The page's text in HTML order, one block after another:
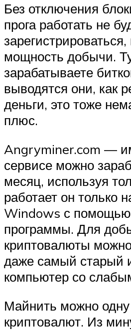
Без отключения
прога работать не
мощность добычи.
зарабатываете
выводятся они, как
деньги, это тоже
плюс.
Angryminer.com —
сервисе можно
месяц, используя
работает он только
Windows с помощью
программы. Для
криптовалюты
даже самый
компьютер со
Майнить можно
криптовалют. Из